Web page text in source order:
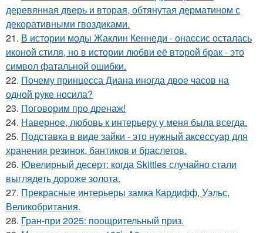
деревянная дверь и вторая, обтянутая дерматином с
декоративными гвоздиками.
21. В истории моды Жаклин Кеннеди - онассис осталась
иконой стиля, но в истории любви её второй брак - это
символ фатальной ошибки.
22. Почему принцесса Диана иногда двое часов на
одной руке носила?
23. Поговорим про дренаж!
24. Наверное, любовь к интерьеру у меня была всегда.
25. Подставка в виде зайки - это нужный аксессуар для
хранения резинок, бантиков и браслетов.
26. Ювелирный десерт: когда Skittles случайно стали
выглядеть дороже золота.
27. Прекрасные интерьеры замка Кардифф, Уэльс,
Великобритания.
28. Гран-при 2025: поощрительный приз.